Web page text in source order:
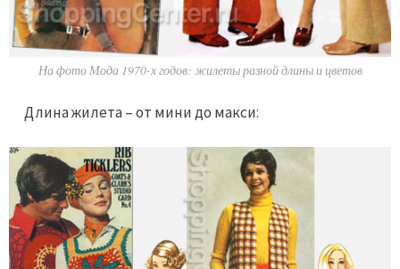
На фото Мода 1970-х годов: жилеты разной длины и цветов
Длина жилета – от мини до макси: